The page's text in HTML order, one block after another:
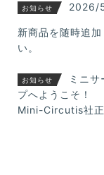
お知らせ 2026/
新商品を随時追
い。
お知らせ
ミニ
プへようこそ！
Mini-Circutis社正